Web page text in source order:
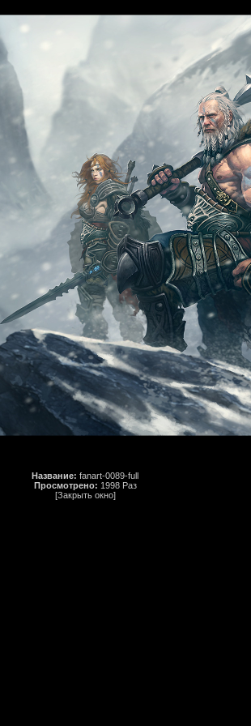
Название: fanart-0089-full
Просмотрено: 1998 Раз
[Закрыть окно]